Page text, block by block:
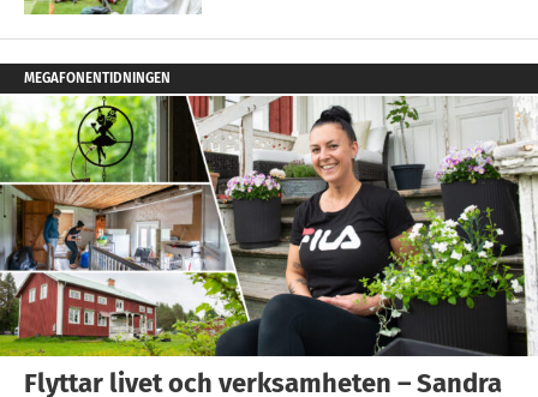
MEGAFONENTIDNINGEN
Flyttar livet och verksamheten – Sandra